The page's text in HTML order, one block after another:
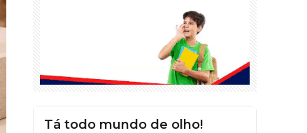
Tá todo mundo de olho!